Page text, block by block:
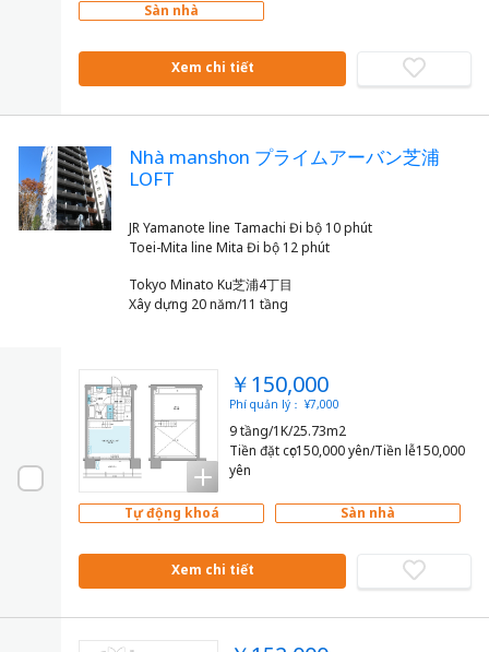
Sàn nhà
Xem chi tiết
Nhà manshon プライムアーバン芝浦
LOFT
JR Yamanote line Tamachi Đi bộ 10 phút
Tokyo Minato Ku芝浦4丁目
Xây dựng 20 năm/11 tầng
￥150,000
Phí quản lý： ¥7,000
9 tầng/1K/25.73m2
Tiền đặt cọc150,000 yên/Tiền lễ150,000
yên
Tự động khoá Sàn nhà
Xem chi tiết